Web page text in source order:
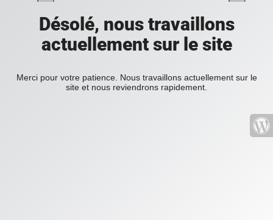
Désolé, nous travaillons
actuellement sur le site
Merci pour votre patience. Nous travaillons actuellement sur le
site et nous reviendrons rapidement.